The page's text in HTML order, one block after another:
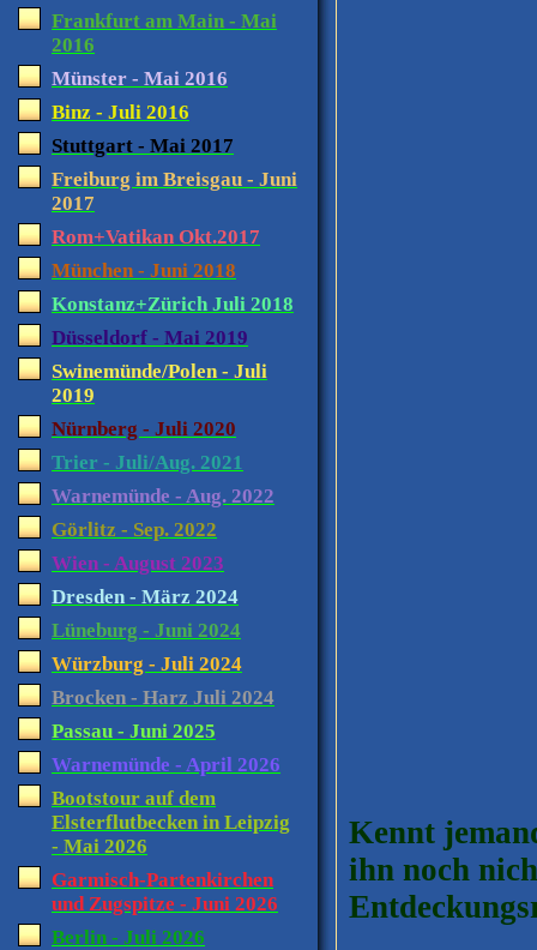
Frankfurt am Main - Mai
2016
Münster - Mai 2016
Binz - Juli 2016
Stuttgart - Mai 2017
Freiburg im Breisgau - Juni
2017
Rom+Vatikan Okt.2017
München - Juni 2018
Konstanz+Zürich Juli 2018
Düsseldorf - Mai 2019
Swinemünde/Polen - Juli
2019
Nürnberg - Juli 2020
Trier - Juli/Aug. 2021
Warnemünde - Aug. 2022
Görlitz - Sep. 2022
Wien - August 2023
Dresden - März 2024
Lüneburg - Juni 2024
Würzburg - Juli 2024
Brocken - Harz Juli 2024
Passau - Juni 2025
Warnemünde - April 2026
Bootstour auf dem
Elsterflutbecken in Leipzig
- Mai 2026
Garmisch-Partenkirchen
und Zugspitze - Juni 2026
Berlin - Juli 2026
Kennt
ihn noch